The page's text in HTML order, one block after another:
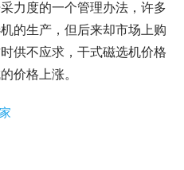
力度的一个管理办法，许多
的生产，但后来却市场上购
供不应求，干式磁选机价格
价格上涨。